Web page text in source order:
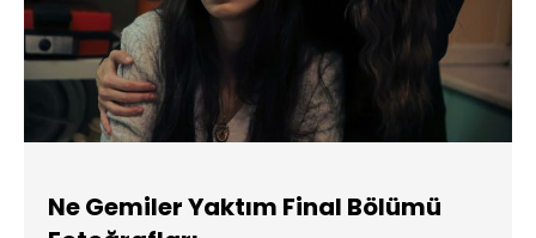
Ne Gemiler Yaktım Final Bölümü